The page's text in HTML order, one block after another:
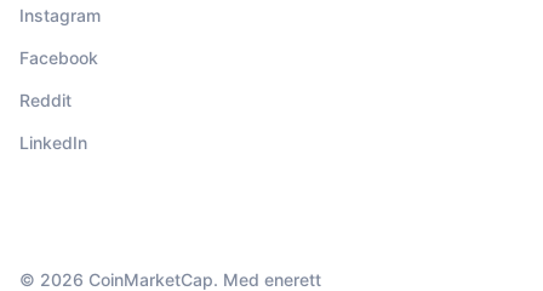
Instagram
Facebook
Reddit
LinkedIn
© 2026 CoinMarketCap. Med enerett